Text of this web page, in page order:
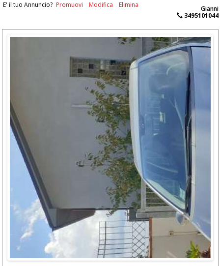
Gianni
3495101044
E' il tuo Annuncio? Promuovi Modifica Elimina